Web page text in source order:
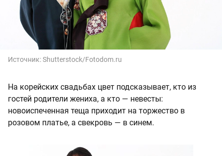
Источник:Shutterstock/Fotodom.ru
На корейских свадьбах цвет подсказывает, кто из
гостей родители жениха, а кто — невесты:
новоиспеченная теща приходит на торжество в
розовом платье, а свекровь — в синем.